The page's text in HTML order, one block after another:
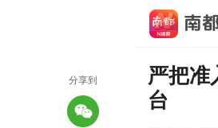
严把准
台
分享到